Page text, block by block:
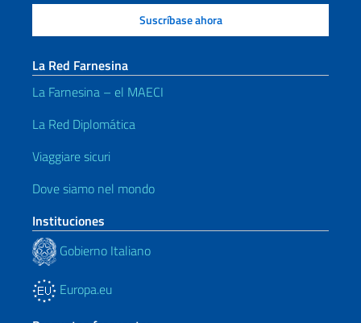
La Red Farnesina
La Farnesina – el MAECI
La Red Diplomática
Viaggiare sicuri
Dove siamo nel mondo
Instituciones
Gobierno Italiano
Europa.eu